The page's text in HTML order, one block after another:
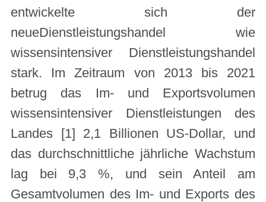
entwickelte sich der
neueDienstleistungshandel wie
wissensintensiver Dienstleistungshandel
stark. Im Zeitraum von 2013 bis 2021
betrug das Im- und Exportsvolumen
wissensintensiver Dienstleistungen des
Landes [1] 2,1 Billionen US-Dollar, und
das durchschnittliche jährliche Wachstum
lag bei 9,3 %, und sein Anteil am
Gesamtvolumen des Im- und Exports des